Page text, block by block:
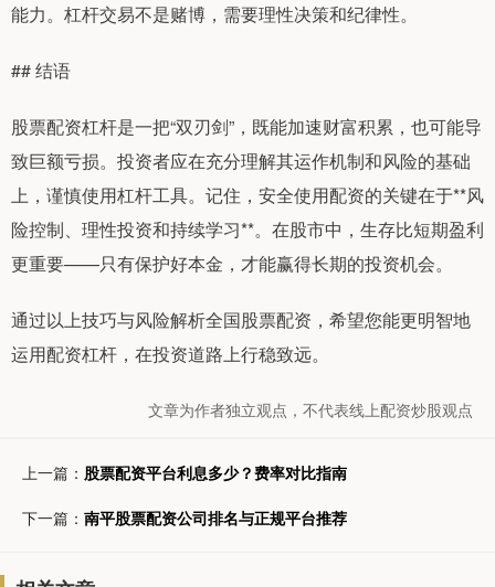
能力。杠杆交易不是赌博，需要理性决策和纪律性。
## 结语
股票配资杠杆是一把“双刃剑”，既能加速财富积累，也可能导
致巨额亏损。投资者应在充分理解其运作机制和风险的基础
上，谨慎使用杠杆工具。记住，安全使用配资的关键在于**风
险控制、理性投资和持续学习**。在股市中，生存比短期盈利
更重要——只有保护好本金，才能赢得长期的投资机会。
通过以上技巧与风险解析全国股票配资，希望您能更明智地
运用配资杠杆，在投资道路上行稳致远。
文章为作者独立观点，不代表线上配资炒股观点
上一篇： 股票配资平台利息多少？费率对比指南
下一篇： 南平股票配资公司排名与正规平台推荐